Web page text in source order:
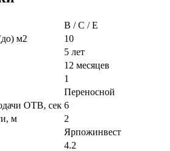
B / C / E
м2
10
5 лет
12 месяцев
1
Переносной
ОТВ, сек 6
м
2
Ярпожинвест
4.2